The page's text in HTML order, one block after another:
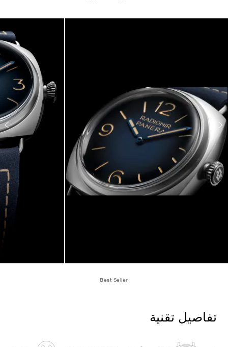
Image
Best Seller
تفاصيل تقنية